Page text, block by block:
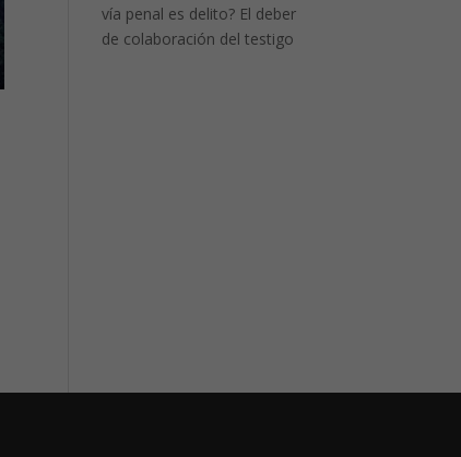
vía penal es delito? El deber
de colaboración del testigo